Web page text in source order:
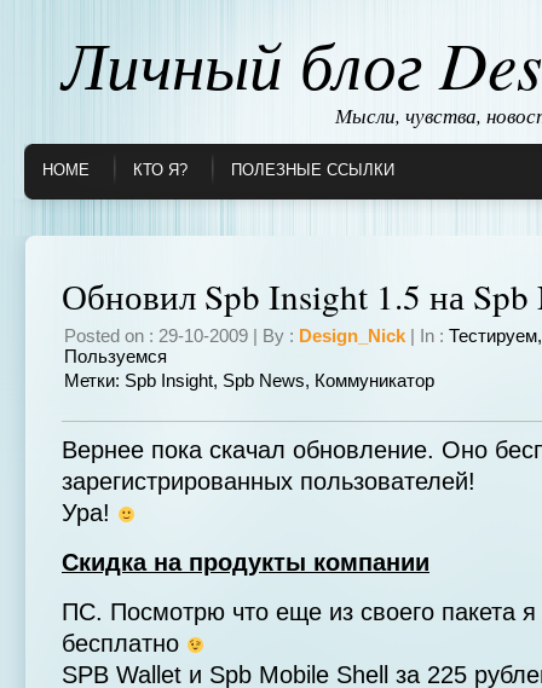
Личный блог
Мысли, чувства,
HOME КТО Я? ПОЛЕЗНЫЕ ССЫЛКИ
Обновил Spb Insight 1.5 на Spb
Posted on : 29-10-2009 | By : Design_Nick | In :
Пользуемся
Метки: Spb Insight, Spb News, Коммуникатор
Вернее пока скачал обновление. Оно
зарегистрированных пользователей!
Ура!
Скидка на продукты компании
ПС. Посмотрю что еще из своего пакета я
бесплатно
SPB Wallet и Spb Mobile Shell за 225